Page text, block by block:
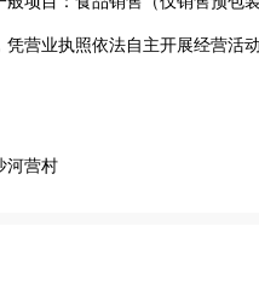
凭营业执照依法自主开展经营活动
河营村